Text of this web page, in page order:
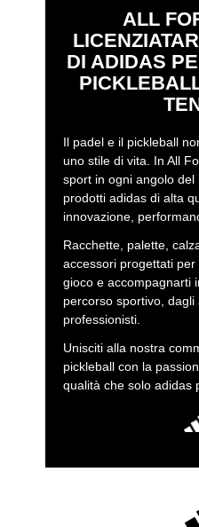
ALL
DI ADIDAS
Il padel e il pickleball
uno stile di vita. In All
sport in ogni angolo
prodotti adidas di alta
innovazione,
Racchette, palette,
accessori progettati
gioco e accompagnarti
percorso sportivo,
professionisti.
Unisciti alla nostra
pickleball con la
qualità che solo adidas